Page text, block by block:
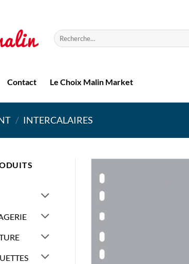
Recherche
pour :
Contact Le Choix Malin Market
/ INTERCALAIRES